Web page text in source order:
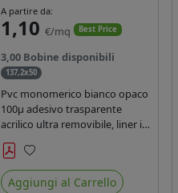
A partire da:
1,10 €/mq Best Price
3,00 Bobine disponibili
137,2x50
Pvc monomerico bianco opaco
100µ adesivo trasparente
acrilico ultra removibile, liner in
carta kraft da 140gr/mq. Durata
3 anni. Dotato di certificato FR
B1 e conforme alla normativa
REACH.
Preferiti
Aggiungi al Carrello